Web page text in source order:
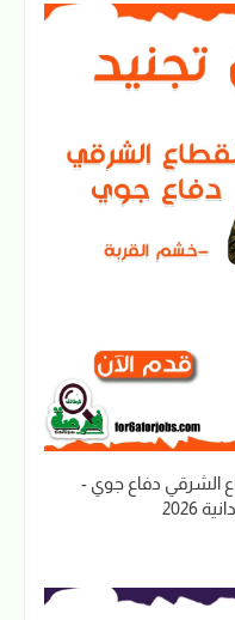
الشرقي دفاع جوي -